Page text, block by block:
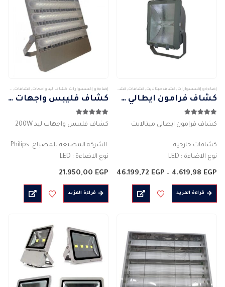
الخيارات
إضاءة و إكسسوارات , كشاف ميتالايت , كشافات , كشافات خارجى
كشاف فرامون ايطالي ميتالايت
5.00
كشاف فرامون ايطالي ميتالايت
كشافات خارجية
نوع الاضاءة : LED
اللمبة : HPS , MH
واط
التدفق الضوئى :40000 :200000
4.619,98 EGP
–
46.199,72 EGP
نطاق
خلال
قراءة المزيد
إضاءة و إكسسوارات , كشاف ليد واجهات , كشافات ,
كشاف فليبس واجهات ليد 200W
4.86
كشاف فليبس واجهات ليد 200W
الشركة المصنعة للمصباح: Philips
نوع الاضاءة : LED
القوة الفعلية للكشاف : 200 واط
الفعالية 100 لومن / ث
جهد…
21.950,00 EGP
قراءة المزيد